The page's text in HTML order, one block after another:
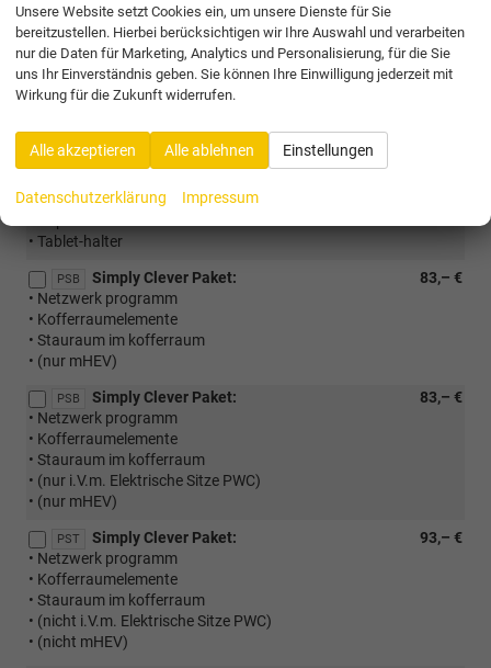
Reifenreparaturset
vorhanden
Optionale Extras
Pakete
• Fußmatten
• Tablet-halter
PSB 83,– €
Simply Clever Paket:
• Netzwerk programm
• Kofferraumelemente
• Stauraum im kofferraum
• (nur mHEV)
PSB 83,– €
Simply Clever Paket:
• Netzwerk programm
• Kofferraumelemente
• Stauraum im kofferraum
• (nur i.V.m. Elektrische Sitze PWC)
• (nur mHEV)
PST 93,– €
Simply Clever Paket:
• Netzwerk programm
• Kofferraumelemente
• Stauraum im kofferraum
• (nicht i.V.m. Elektrische Sitze PWC)
• (nicht mHEV)
Unsere Website setzt Cookies ein, um unsere Dienste für Sie
bereitzustellen. Hierbei berücksichtigen wir Ihre Auswahl und verarbeiten
nur die Daten für Marketing, Analytics und Personalisierung, für die Sie
uns Ihr Einverständnis geben. Sie können Ihre Einwilligung jederzeit mit
Wirkung für die Zukunft widerrufen.
Alle akzeptieren Alle ablehnen Einstellungen
Datenschutzerklärung Impressum